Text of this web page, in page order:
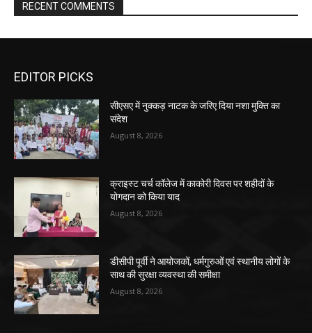
RECENT COMMENTS
EDITOR PICKS
सीएसए में नुक्कड़ नाटक के जरिए दिया नशा मुक्ति का
संदेश
August 8, 2026
क्राइस्ट चर्च कॉलेज में काकोरी दिवस पर शहीदों के
योगदान को किया याद
August 8, 2026
डीसीपी पूर्वी ने आयोजकों, धर्मगुरुओं एवं स्थानीय लोगों के
साथ की सुरक्षा व्यवस्था की समीक्षा
August 8, 2026